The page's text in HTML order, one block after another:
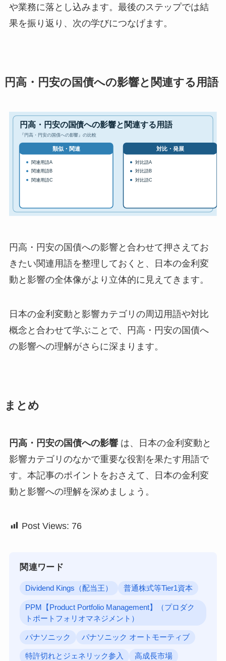
や業務に落とし込みます。最後のステップでは結
果を振り返り、次の学びにつなげます。
円高・円安の国債への影響と関連する用語
円高・円安の国債への影響と合わせて押さえてお
きたい関連用語を整理しておくと、日本の金利変
動と影響の全体像がより立体的に見えてきます。
日本の金利変動と影響カテゴリの周辺用語や対比
概念と合わせて学ぶことで、円高・円安の国債へ
の影響への理解がさらに深まります。
まとめ
円高・円安の国債への影響は、日本の金利変動と
影響カテゴリのなかで重要な役割を果たす用語で
す。本記事のポイントをおさえて、日本の金利変
動と影響への理解を深めましょう。
Post Views: 76
関連ワード
Dividend Kings（配当王） 普通株式等Tier1資本
PPM【Product Portfolio Management】（プロダク
トポートフォリオマネジメント）
パナソニック パナソニック オートモーティブ
特許切れとジェネリック参入 高成長市場